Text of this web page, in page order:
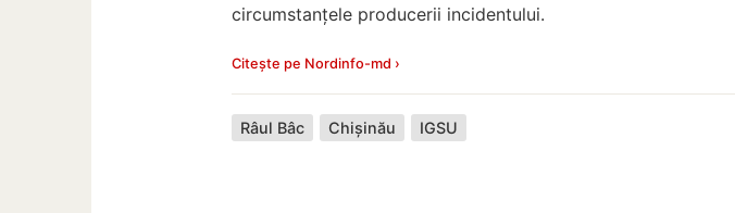
circumstanțele producerii incidentului.
Citește pe Nordinfo-md ›
Râul Bâc Chișinău IGSU